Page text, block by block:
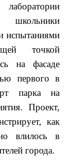
школьники
испытаниями
точкой
на фасаде
первого в
парка на
Проект,
как
влилось в
города.